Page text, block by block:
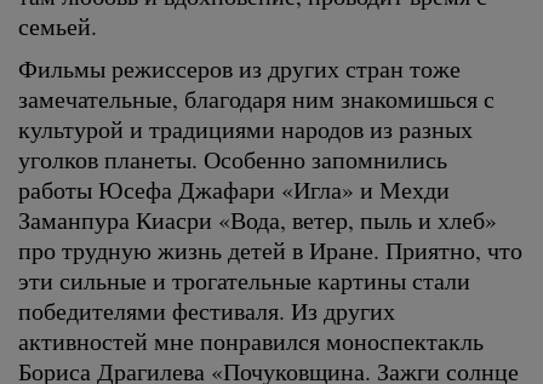
семьей.
Фильмы режиссеров из других стран тоже
замечательные, благодаря ним знакомишься с
культурой и традициями народов из разных
уголков планеты. Особенно запомнились
работы Юсефа Джафари «Игла» и Мехди
Заманпура Киасри «Вода, ветер, пыль и хлеб»
про трудную жизнь детей в Иране. Приятно, что
эти сильные и трогательные картины стали
победителями фестиваля. Из других
активностей мне понравился моноспектакль
Бориса Драгилева «Почуковщина. Зажги солнце